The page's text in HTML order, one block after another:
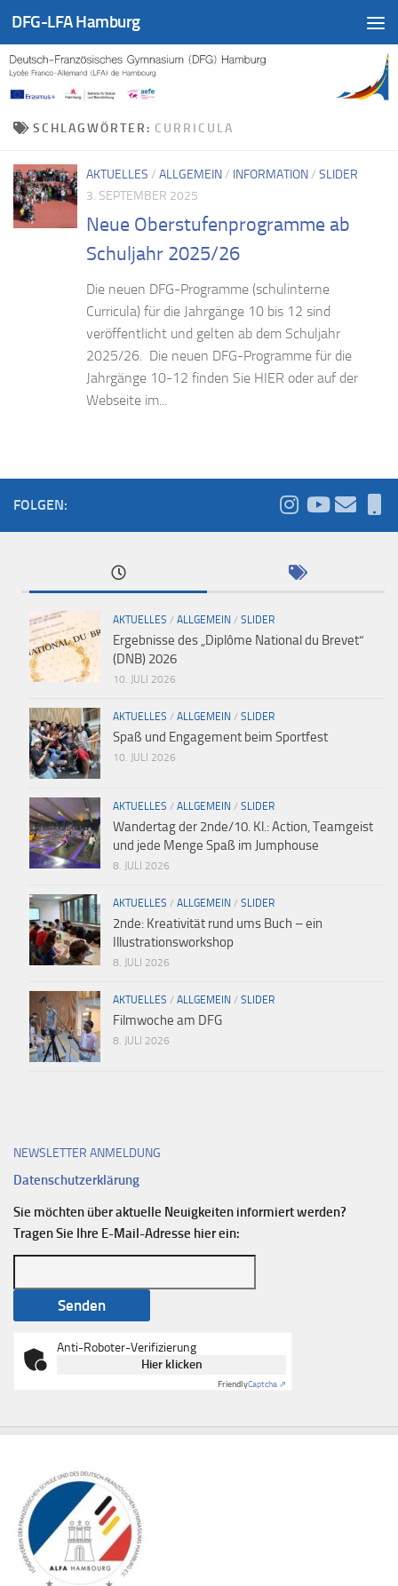
Zum Inhalt springen
DFG-LFA Hamburg
SCHLAGWÖRTER: CURRICULA
AKTUELLES / ALLGEMEIN/ INFORMATION/ SLIDER
3. SEPTEMBER 2025
Neue Oberstufenprogramme ab
Schuljahr 2025/26
Die neuen DFG-Programme (schulinterne
Curricula) für die Jahrgänge 10 bis 12 sind
veröffentlicht und gelten ab dem Schuljahr
2025/26. Die neuen DFG-Programme für die
Jahrgänge 10-12 finden Sie HIER oder auf der
Webseite im...
FOLGEN:
AKTUELLES / ALLGEMEIN / SLIDER
Ergebnisse des „Diplôme National du Brevet“
(DNB) 2026
10. JULI 2026
AKTUELLES / ALLGEMEIN / SLIDER
Spaß und Engagement beim Sportfest
10. JULI 2026
AKTUELLES / ALLGEMEIN / SLIDER
Wandertag der 2nde/10. Kl.: Action, Teamgeist
und jede Menge Spaß im Jumphouse
8. JULI 2026
AKTUELLES / ALLGEMEIN / SLIDER
2nde: Kreativität rund ums Buch – ein
Illustrationsworkshop
8. JULI 2026
AKTUELLES / ALLGEMEIN / SLIDER
Filmwoche am DFG
8. JULI 2026
NEWSLETTER ANMELDUNG
Datenschutzerklärung
Sie möchten über aktuelle Neuigkeiten informiert werden?
Tragen Sie Ihre E-Mail-Adresse hier ein:
Anti-Roboter-Verifizierung
Hier klicken
FriendlyCaptcha ⇗